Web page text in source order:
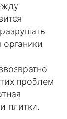
органики
проблем
плитки.